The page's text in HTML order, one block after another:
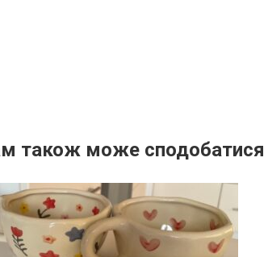
також може сподобатися